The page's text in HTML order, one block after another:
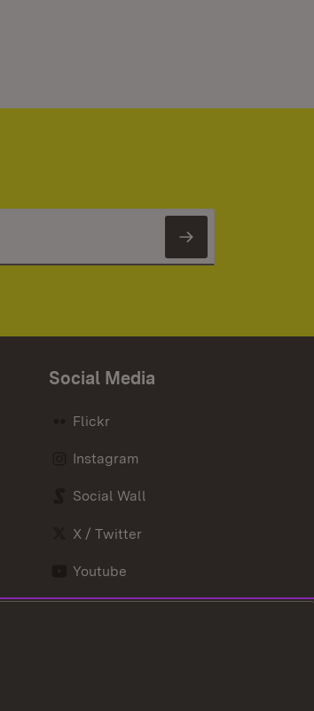
Newsletter
Social Media
Flickr
Instagram
Social Wall
X / Twitter
Youtube